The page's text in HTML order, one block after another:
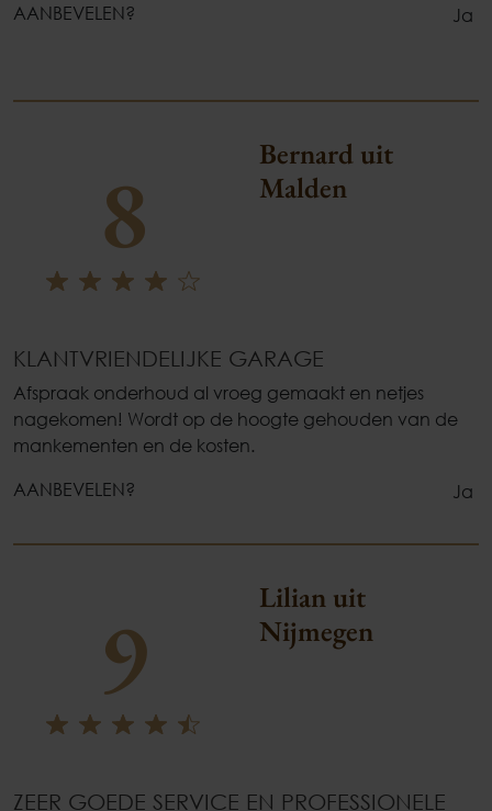
AANBEVELEN?
Ja
8
Bernard uit
Malden
KLANTVRIENDELIJKE GARAGE
Afspraak onderhoud al vroeg gemaakt en netjes
nagekomen! Wordt op de hoogte gehouden van de
mankementen en de kosten.
AANBEVELEN?
Ja
9
Lilian uit
Nijmegen
ZEER GOEDE SERVICE EN PROFESSIONELE